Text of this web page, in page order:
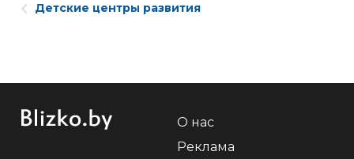
Детские центры развития
О нас
Реклама